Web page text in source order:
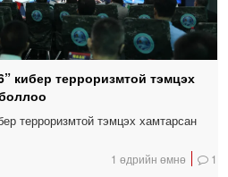
кибер терроризмтой тэмцэх
терроризмтой тэмцэх хамтарсан
1 өдрийн өмнө 1